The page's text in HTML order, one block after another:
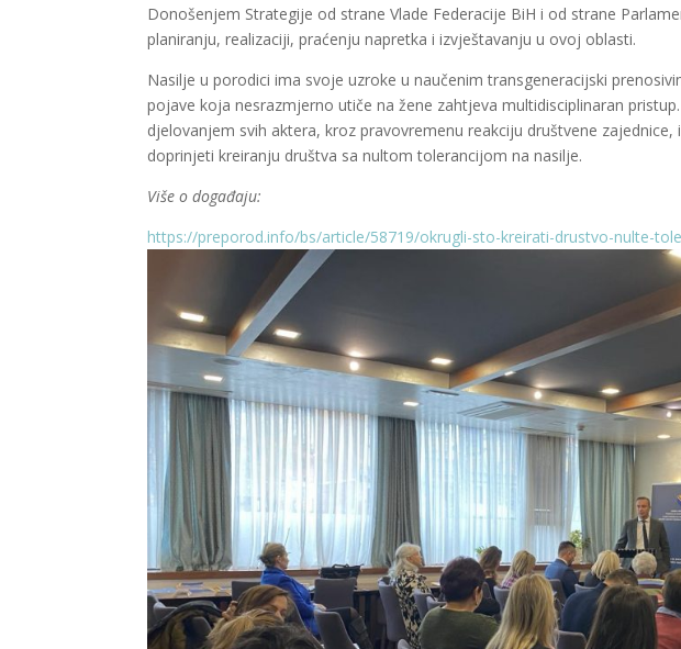
Donošenjem Strategije od strane Vlade Federacije BiH i od strane
planiranju, realizaciji, praćenju napretka i izvještavanju u ovoj oblasti.
Nasilje u porodici ima svoje uzroke u naučenim transgeneracijski
pojave koja nesrazmjerno utiče na žene zahtjeva multidisciplinaran
djelovanjem svih aktera, kroz pravovremenu reakciju društvene
doprinjeti kreiranju društva sa nultom tolerancijom na nasilje.
Više o događaju:
https://preporod.info/bs/article/58719/okrugli-sto-kreirati-drustvo-nulte-